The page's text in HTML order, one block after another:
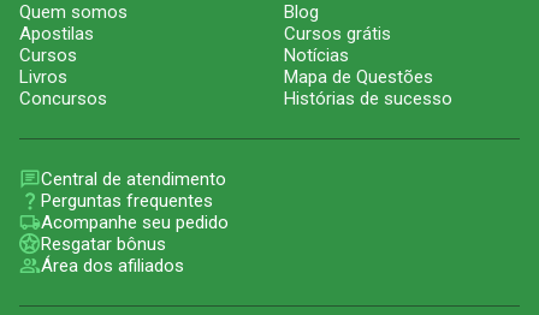
Quem somos
Apostilas
Cursos
Livros
Concursos
Blog
Cursos grátis
Notícias
Mapa de Questões
Histórias de sucesso
Central de atendimento
Perguntas frequentes
Acompanhe seu pedido
Resgatar bônus
Área dos afiliados